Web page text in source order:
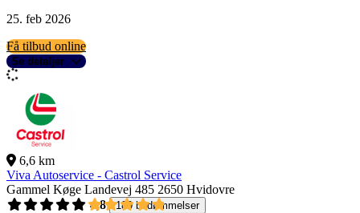
25. feb 2026
Få tilbud online
Se detaljer
6,6 km
Viva Autoservice - Castrol Service
Gammel Køge Landevej 485 2650 Hvidovre
4,8
189 bedømmelser